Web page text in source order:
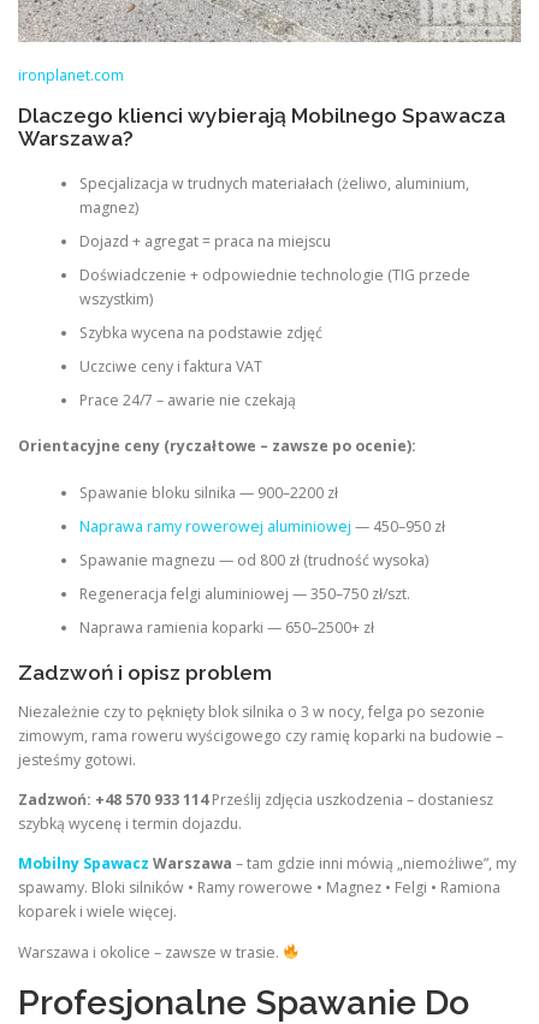
ironplanet.com
Dlaczego klienci wybierają Mobilnego Spawacza
Warszawa?
Specjalizacja w trudnych materiałach (żeliwo, aluminium,
magnez)
Dojazd + agregat = praca na miejscu
Doświadczenie + odpowiednie technologie (TIG przede
wszystkim)
Szybka wycena na podstawie zdjęć
Uczciwe ceny i faktura VAT
Prace 24/7 – awarie nie czekają
Orientacyjne ceny (ryczałtowe – zawsze po ocenie):
Spawanie bloku silnika — 900–2200 zł
Naprawa ramy rowerowej aluminiowej — 450–950 zł
Spawanie magnezu — od 800 zł (trudność wysoka)
Regeneracja felgi aluminiowej — 350–750 zł/szt.
Naprawa ramienia koparki — 650–2500+ zł
Zadzwoń i opisz problem
Niezależnie czy to pęknięty blok silnika o 3 w nocy, felga po sezonie
zimowym, rama roweru wyścigowego czy ramię koparki na budowie –
jesteśmy gotowi.
Zadzwoń: +48 570 933 114Prześlij zdjęcia uszkodzenia – dostaniesz
szybką wycenę i termin dojazdu.
Mobilny Spawacz Warszawa – tam gdzie inni mówią „niemożliwe”, my
spawamy. Bloki silników • Ramy rowerowe • Magnez • Felgi • Ramiona
koparek i wiele więcej.
Warszawa i okolice – zawsze w trasie.
Profesjonalne Spawanie Do